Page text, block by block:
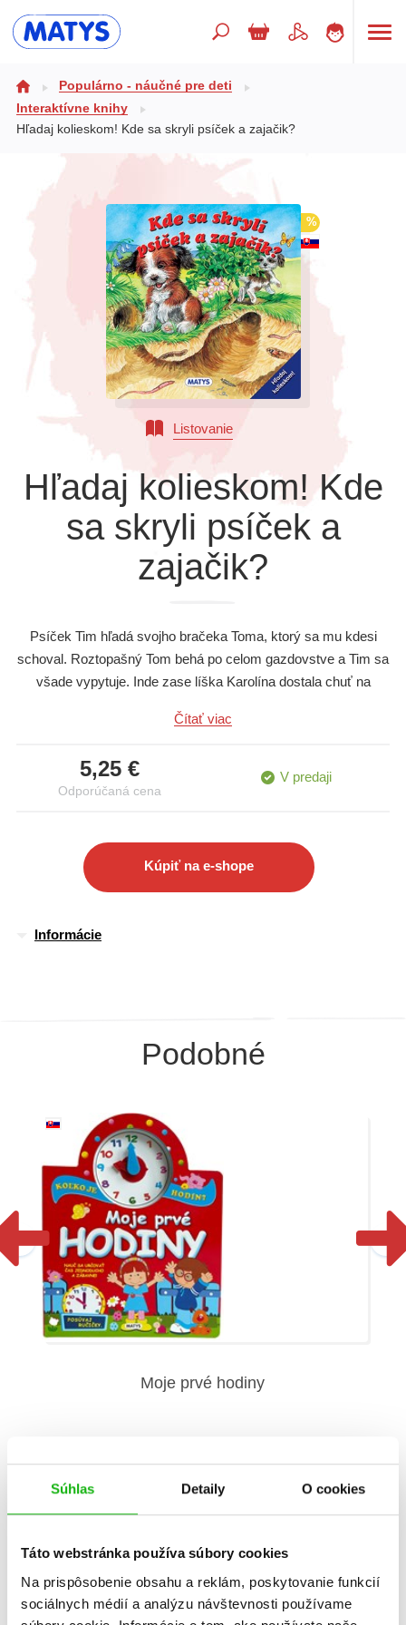
Súhlas Detaily O cookies
Táto webstránka používa súbory cookies
Na prispôsobenie obsahu a reklám, poskytovanie funkcií
sociálnych médií a analýzu návštevnosti používame
Doplnkový sortiment
Populárno - náučné pre deti
Výchova a pedagogika
Všetky kategórie
Populárno - náučné pre deti
Interaktívne knihy
Hľadaj kolieskom! Kde sa skryli psíček a zajačik?
%
Listovanie
Hľadaj kolieskom! Kde
sa skryli psíček a
zajačik?
Psíček Tim hľadá svojho bračeka Toma, ktorý sa mu kdesi
schoval. Roztopašný Tom behá po celom gazdovstve a Tim sa
všade vypytuje. Inde zase líška Karolína dostala chuť na
a schováva sa. Otáčaj kolieskom a pomôž nájsť psíčkovi
šikovný zajačik schovával a stále unikal.
Čítať viac
5,25 €
Odporúčaná cena
V predaji
Kúpiť na e-shope
Informácie
Podobné
Moje prvé hodiny
Informácie